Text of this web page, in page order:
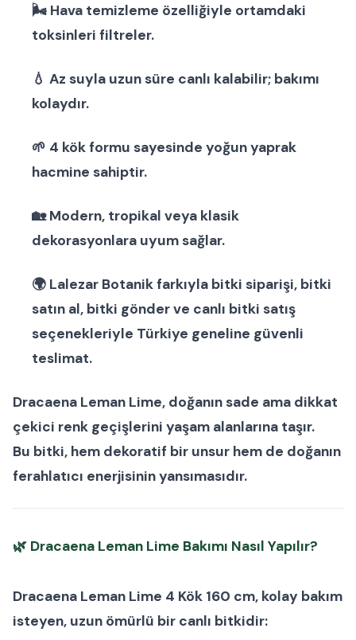
🌬 Hava temizleme özelliğiyle ortamdaki
toksinleri filtreler.
💧 Az suyla uzun süre canlı kalabilir; bakımı
kolaydır.
🌱 4 kök formu sayesinde yoğun yaprak
hacmine sahiptir.
🏡 Modern, tropikal veya klasik
dekorasyonlara uyum sağlar.
🌍 Lalezar Botanikfarkıyla bitki siparişi, bitki
satın al, bitki gönderve canlı bitki satış
seçenekleriyle Türkiye geneline güvenli
teslimat.
Dracaena Leman Lime, doğanın sade ama dikkat
çekici renk geçişlerini yaşam alanlarına taşır.
Bu bitki, hem dekoratif bir unsur hem de doğanın
ferahlatıcı enerjisinin yansımasıdır.
🌿 Dracaena Leman Lime Bakımı Nasıl Yapılır?
Dracaena Leman Lime 4 Kök 160 cm, kolay bakım
isteyen, uzun ömürlü bir canlı bitkidir: